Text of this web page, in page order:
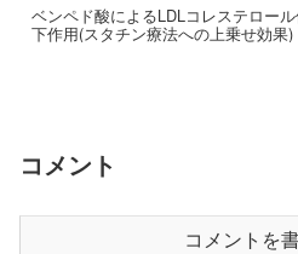
ベンペド酸によるLDLコレステロー
下作用(スタチン療法への上乗せ効果)
コメント
コメントを